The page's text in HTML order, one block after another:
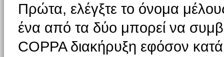
Πρώτα, ελέγξτε το όνομα
ένα από τα δύο μπορεί να
COPPA διακήρυξη εφόσον κατά